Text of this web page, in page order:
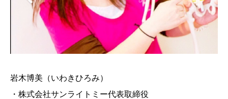
岩木博美（いわきひろみ）
・株式会社サンライトミー代表取締役